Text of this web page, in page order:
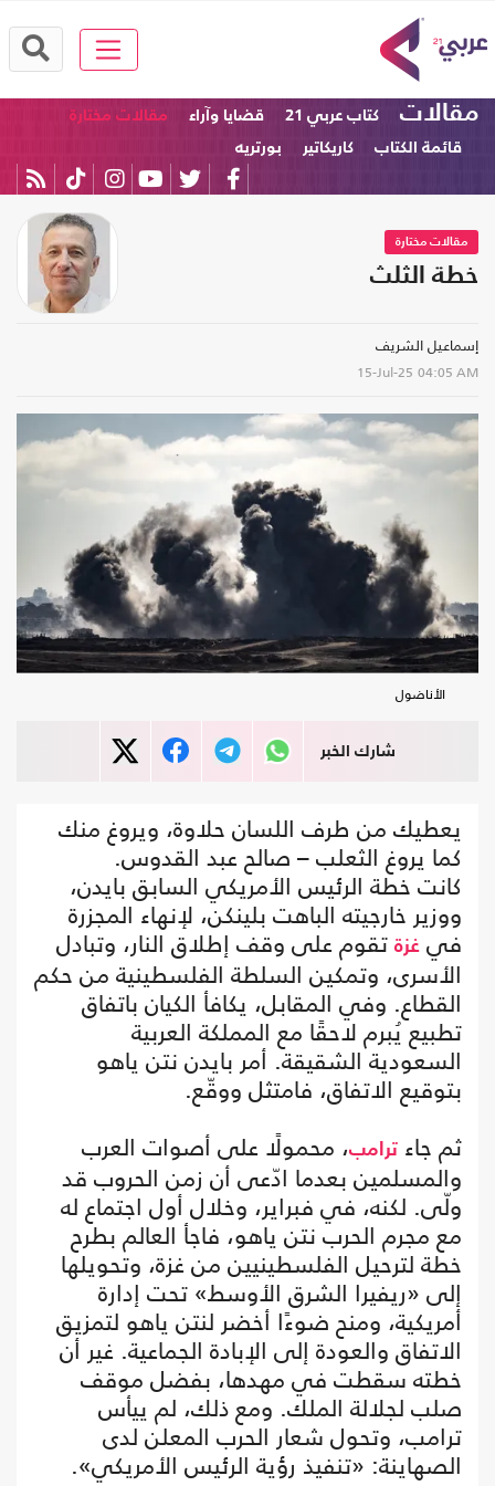
مقالات كتاب عربي 21 قضايا وآراء
مقالات مختارة
قائمة الكتاب
كاريكاتير بورتريه
مقالات مختارة
خطة الثلث
إسماعيل الشريف
15-Jul-25 04:05 AM
الأناضول
شارك الخبر
يعطيك من طرف اللسان حلاوة، ويروغ منك
كما يروغ الثعلب – صالح عبد القدوس.
كانت خطة الرئيس الأمريكي السابق بايدن،
ووزير خارجيته الباهت بلينكن، لإنهاء المجزرة
في غزة تقوم على وقف إطلاق النار، وتبادل
الأسرى، وتمكين السلطة الفلسطينية من حكم
القطاع. وفي المقابل، يكافأ الكيان باتفاق
تطبيع يُبرم لاحقًا مع المملكة العربية
السعودية الشقيقة. أمر بايدن نتن ياهو
بتوقيع الاتفاق، فامتثل ووقّع.
ثم جاء ترامب، محمولًا على أصوات العرب
والمسلمين بعدما ادّعى أن زمن الحروب قد
ولّى. لكنه، في فبراير، وخلال أول اجتماع له
مع مجرم الحرب نتن ياهو، فاجأ العالم بطرح
خطة لترحيل الفلسطينيين من غزة، وتحويلها
إلى «ريفيرا الشرق الأوسط» تحت إدارة
أمريكية، ومنح ضوءًا أخضر لنتن ياهو لتمزيق
الاتفاق والعودة إلى الإبادة الجماعية. غير أن
خطته سقطت في مهدها، بفضل موقف
صلب لجلالة الملك. ومع ذلك، لم ييأس
ترامب، وتحول شعار الحرب المعلن لدى
الصهاينة: «تنفيذ رؤية الرئيس الأمريكي».